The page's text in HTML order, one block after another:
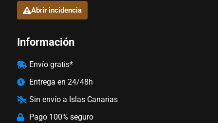
Abrir incidencia
Información
Envío gratis*
Entrega en 24/48h
Sin envío a Islas Canarias
Pago 100% seguro